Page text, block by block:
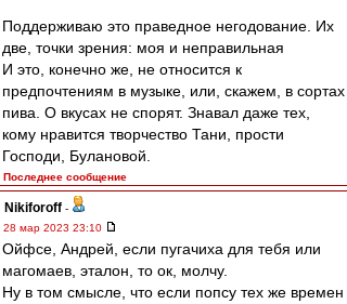
Поддерживаю это праведное негодование. Их
две, точки зрения: моя и неправильная
И это, конечно же, не относится к
предпочтениям в музыке, или, скажем, в сортах
пива. О вкусах не спорят. Знавал даже тех,
кому нравится творчество Тани, прости
Господи, Булановой.
Последнее сообщение
Nikiforoff -
28 мар 2023 23:10
Ойфсе, Андрей, если пугачиха для тебя или
магомаев, эталон, то ок, молчу.
Ну в том смысле, что если попсу тех же времен